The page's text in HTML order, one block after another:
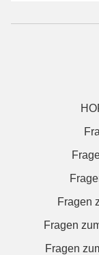
Fragen
Fragen
Fragen